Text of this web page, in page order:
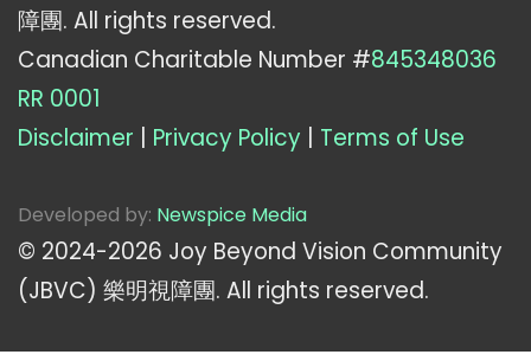
障團. All rights reserved.
Canadian Charitable Number #845348036
RR 0001
Disclaimer
Privacy Policy Terms of Use
Developed by: Newspice Media
© 2024-2026 Joy Beyond Vision Community
(JBVC) 樂明視障團. All rights reserved.